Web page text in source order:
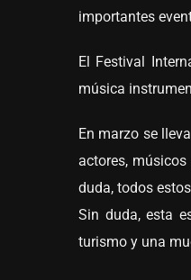
importantes
El Festival
música
En marzo se
actores,
duda, todos
Sin duda, esta
turismo y una